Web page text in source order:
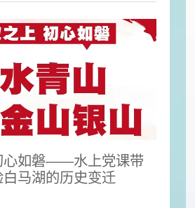
心如磐——水上党课带
马湖的历史变迁